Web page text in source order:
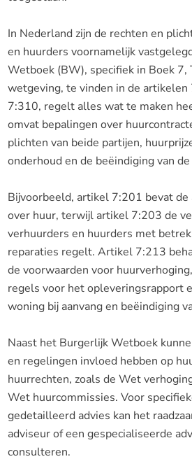
In Nederland zijn de rechten en
en huurders voornamelijk
Wetboek (BW), specifiek in Boek 7,
wetgeving, te vinden in de
7:310, regelt alles wat te maken
omvat bepalingen over
plichten van beide partijen,
onderhoud en de beëindiging van
Bijvoorbeeld, artikel 7:201 bevat
over huur, terwijl artikel 7:203 de
verhuurders en huurders met
reparaties regelt. Artikel 7:213
de voorwaarden voor
regels voor het opleveringsrapport
woning bij aanvang en beëindiging
Naast het Burgerlijk Wetboek
en regelingen invloed hebben op
huurrechten, zoals de Wet
Wet huurcommissies. Voor
gedetailleerd advies kan het
adviseur of een gespecialiseerde
consulteren.